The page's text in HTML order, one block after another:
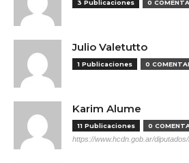
3 Publicaciones 0
Julio Valetutto
1 Publicaciones 0
Karim Alume
11 Publicaciones 0
https://www.hcdn.gob.ar/